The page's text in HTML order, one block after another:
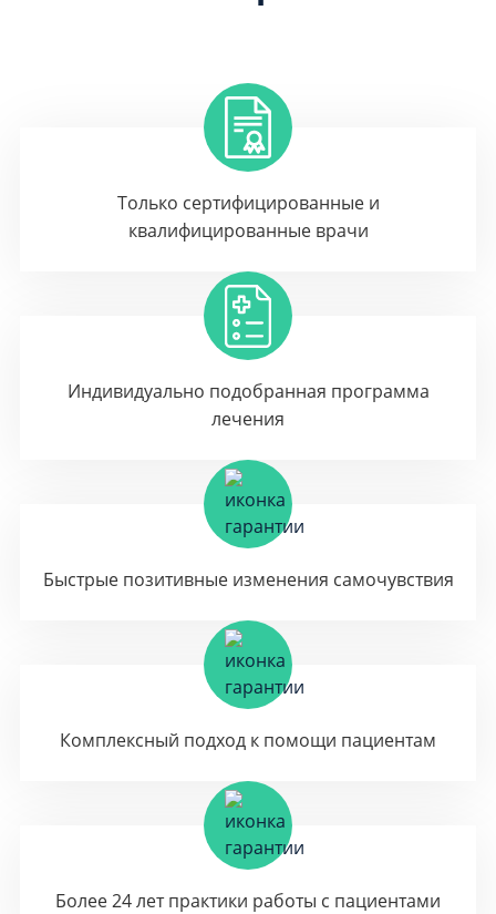
Только сертифицированные и
квалифицированные врачи
Индивидуально подобранная программа
лечения
Быстрые позитивные изменения самочувствия
Комплексный подход к помощи пациентам
Более 24 лет практики работы с пациентами